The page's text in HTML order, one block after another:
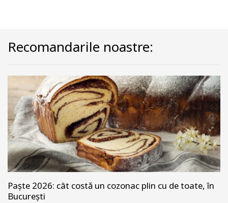
Recomandarile noastre:
Paște 2026: cât costă un cozonac plin cu de toate, în
București